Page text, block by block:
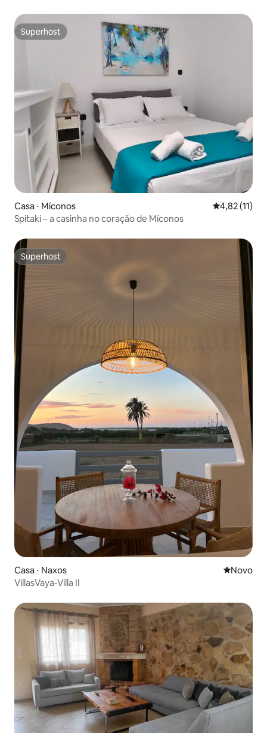
Superhost
Superhost
Casa ⋅ Míconos 4,82 de uma
4,82 (11)
Spitaki – a casinha no coração de Míconos
Superhost
Superhost
Casa ⋅ Naxos Novo
Novo
VillasVaya-Villa II